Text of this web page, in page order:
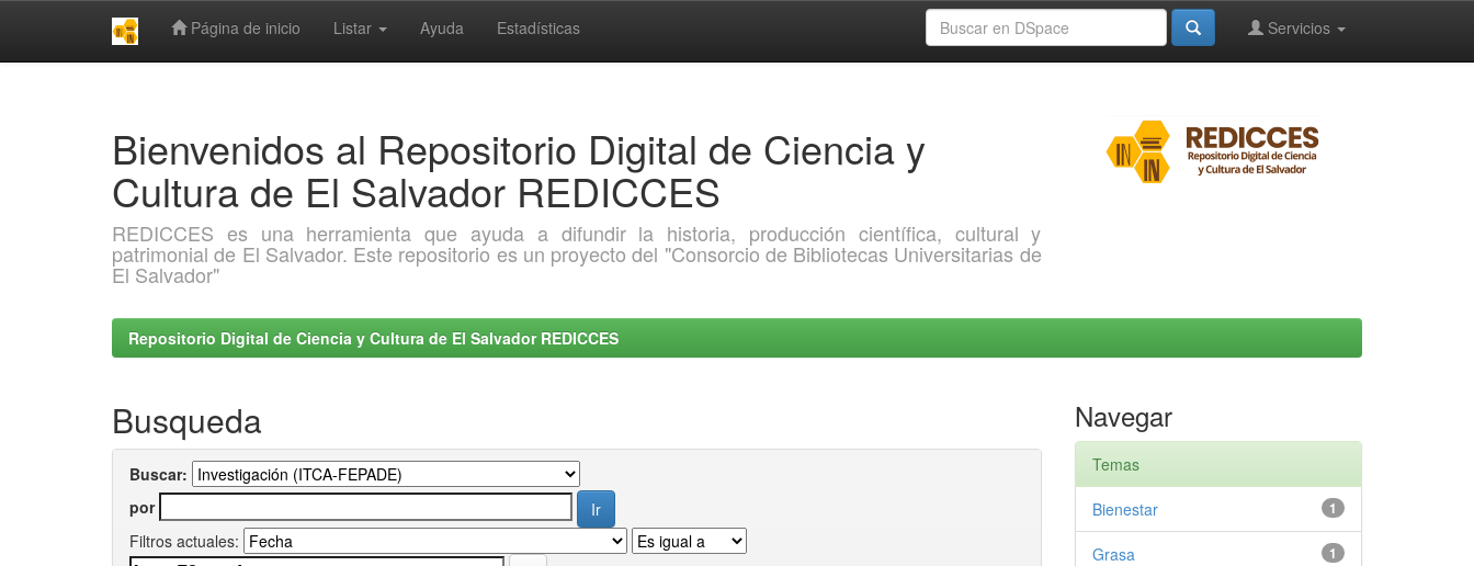
Página de inicio Listar Ayuda Estadísticas Servicios
Bienvenidos al Repositorio Digital de Ciencia y
Cultura de El Salvador REDICCES
REDICCES es una herramienta que ayuda a difundir la historia, producción científica, cultural y
patrimonial de El Salvador. Este repositorio es un proyecto del "Consorcio de Bibliotecas Universitarias de
El Salvador"
Repositorio Digital de Ciencia y Cultura de El Salvador REDICCES
Busqueda
Buscar:
por
Filtros actuales:
Navegar
Temas
1
Bienestar
1
Grasa